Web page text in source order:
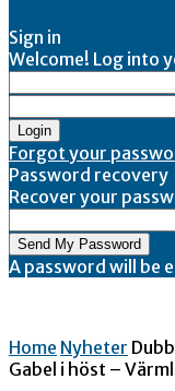
Sign in
Welcome! Log into
Forgot your
Password recovery
Recover your
A password will be
Home Nyheter
Gabel i höst –